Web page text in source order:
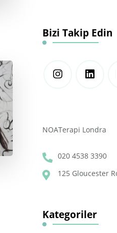
Bizi Takip Edin
NOATerapi Londra
020 4538 3390
125 Gloucester
Kategoriler